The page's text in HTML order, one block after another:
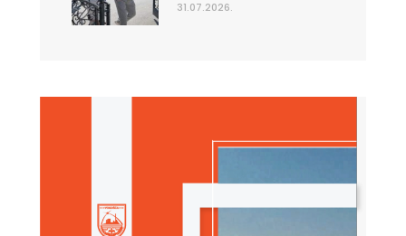
31.07.2026.